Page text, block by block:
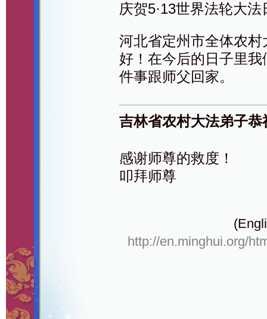
庆贺5·13世界法轮大法
河北省定州市全体农
好！在今后的日子里
件事跟师父回家。
吉林省农村大法弟子
感谢师尊的救度！
叩拜师尊
http://en.minghui.org/